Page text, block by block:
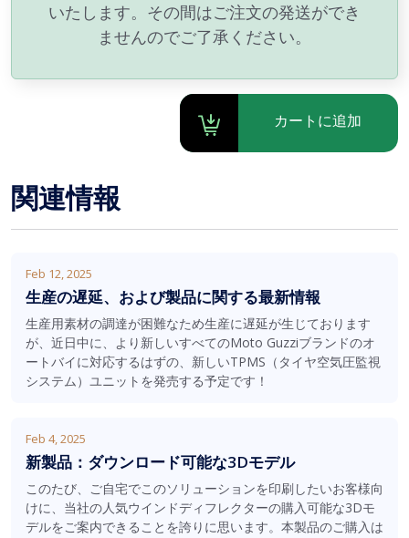
いたします。その間はご注文の発送ができ
ませんのでご了承ください。
カートに追加
関連情報
Feb 12, 2025
生産の遅延、および製品に関する最新情報
生産用素材の調達が困難なため生産に遅延が生じております
が、近日中に、より新しいすべてのMoto Guzziブランドのオ
ートバイに対応するはずの、新しいTPMS（タイヤ空気圧監視
システム）ユニットを発売する予定です！
Feb 4, 2025
新製品：ダウンロード可能な3Dモデル
このたび、ご自宅でこのソリューションを印刷したいお客様向
けに、当社の人気ウインドディフレクターの購入可能な3Dモ
デルをご案内できることを誇りに思います。本製品のご購入は